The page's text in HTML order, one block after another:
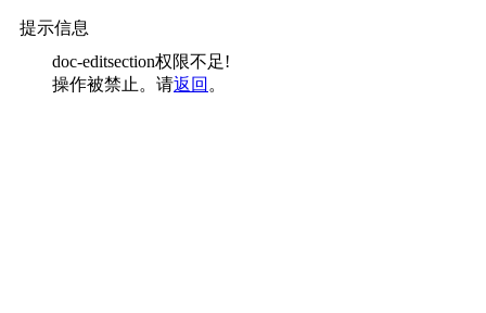
提示信息
doc-editsection权限不足!
操作被禁止。请返回 。